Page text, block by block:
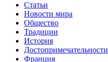
Статьи
Новости мира
Общество
Традиции
История
Достопримечательности
Франция